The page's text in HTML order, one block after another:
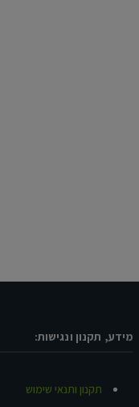
מידע, תקנון ונגישות:
תקנון ותנאי שימוש